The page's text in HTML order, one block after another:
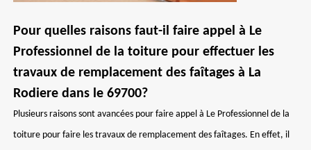
Pour quelles raisons faut-il faire appel à Le
Professionnel de la toiture pour effectuer les
travaux de remplacement des faîtages à La
Rodiere dans le 69700?
Plusieurs raisons sont avancées pour faire appel à Le Professionnel de la
toiture pour faire les travaux de remplacement des faîtages. En effet, il